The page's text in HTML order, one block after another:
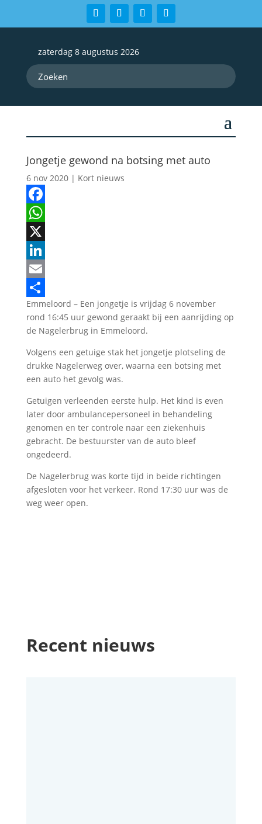
zaterdag 8 augustus 2026
Jongetje gewond na botsing met auto
6 nov 2020| Kort nieuws
Facebook
WhatsApp
X
LinkedIn
Email
Delen
Emmeloord – Een jongetje is vrijdag 6 november
rond 16:45 uur gewond geraakt bij een aanrijding op
de Nagelerbrug in Emmeloord.
Volgens een getuige stak het jongetje plotseling de
drukke Nagelerweg over, waarna een botsing met
een auto het gevolg was.
Getuigen verleenden eerste hulp. Het kind is even
later door ambulancepersoneel in behandeling
genomen en ter controle naar een ziekenhuis
gebracht. De bestuurster van de auto bleef
ongedeerd.
De Nagelerbrug was korte tijd in beide richtingen
afgesloten voor het verkeer. Rond 17:30 uur was de
weg weer open.
Recent nieuws